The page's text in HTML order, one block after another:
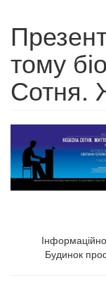
тому
Сотня.
Будинок